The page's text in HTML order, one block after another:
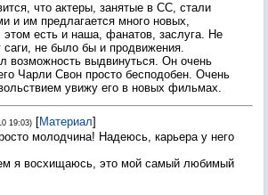
что актеры, занятые в СС, стали
и им предлагается много новых,
есть и наша, фанатов, заслуга. Не
саги, не было бы и продвижения.
возможность выдвинуться. Он очень
Чарли Свон просто бесподобен. Очень
увижу его в новых фильмах.
19:03) [Материал]
молодчина! Надеюсь, карьера у него
я восхищаюсь, это мой самый любимый